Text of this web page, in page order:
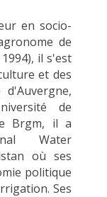
en socio-
de
il s'est
et des
de
Brgm, il a
Water
où ses
politique
Ses